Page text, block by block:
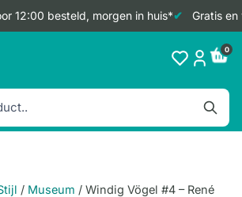
12:00 besteld, morgen in huis* Gratis en
0
/ Museum / Windig Vögel #4 – René